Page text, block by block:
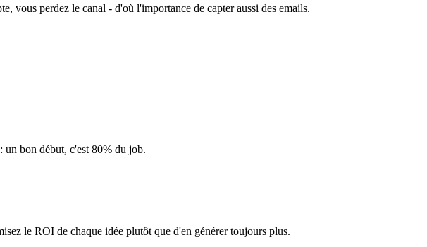
vous perdez le canal - d'où l'importance de capter aussi des emails.
un bon début, c'est 80% du job.
le ROI de chaque idée plutôt que d'en générer toujours plus.